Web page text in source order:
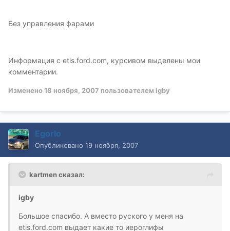
Без управления фарами
Информация с etis.ford.com, курсивом выделены мои
комментарии.
Изменено18 ноября, 2007 пользователем igby
Egorlo
Опубликовано 19 ноября, 2007
kartmen сказал:
igby
Большое спасибо. А вместо руского у меня на
etis.ford.com выдает какие то иероглифы